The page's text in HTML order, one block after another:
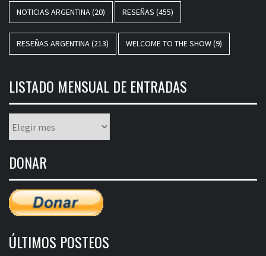
NOTICIAS ARGENTINA(20) RESEÑAS (455)
RESEÑAS ARGENTINA(213) WELCOME TO THE SHOW(9)
LISTADO MENSUAL DE ENTRADAS
mensual
entradas
DONAR
ÚLTIMOS POSTEOS